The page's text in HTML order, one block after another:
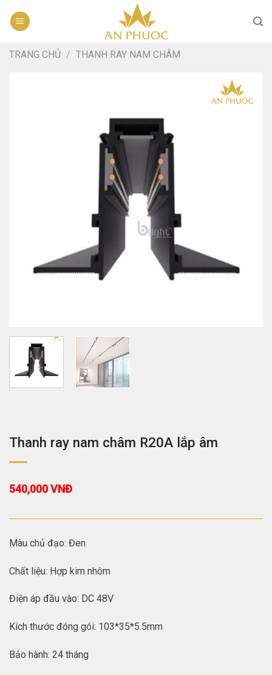
TRANG CHỦ / THANH RAY NAM CHÂM
Thanh ray nam châm R20A lắp âm
540,000VNĐ
Màu chủ đạo: Đen
Chất liệu: Hợp kim nhôm
Điện áp đầu vào: DC 48V
Kích thước đóng gói: 103*35*5.5mm
Bảo hành: 24 tháng